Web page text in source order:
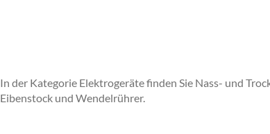
In der Kategorie Elektrogeräte finden Sie Nass- und
Eibenstock und Wendelrührer.